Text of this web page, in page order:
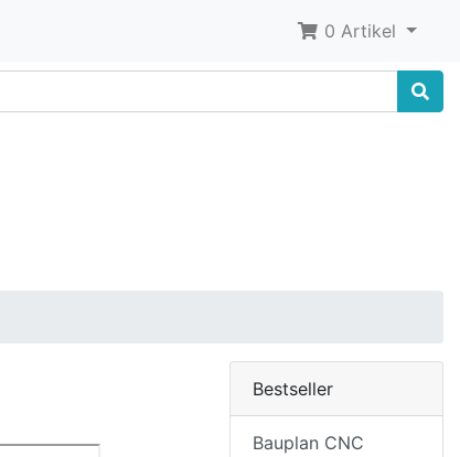
0 Artikel
Bestseller
Bauplan CNC